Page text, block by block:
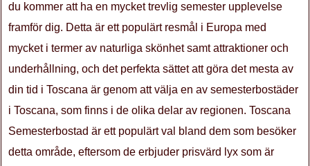
du kommer att ha en mycket trevlig semester upplevelse
framför dig. Detta är ett populärt resmål i Europa med
mycket i termer av naturliga skönhet samt attraktioner och
underhållning, och det perfekta sättet att göra det mesta av
din tid i Toscana är genom att välja en av semesterbostäder
i Toscana, som finns i de olika delar av regionen. Toscana
Semesterbostad är ett populärt val bland dem som besöker
detta område, eftersom de erbjuder prisvärd lyx som är